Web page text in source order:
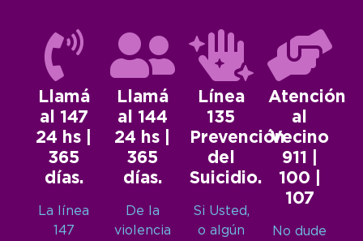
Llamá
al 147
24 hs |
365
días.
La línea
147
Llamá
al 144
24 hs |
365
días.
De la
violencia
Línea
135
Prevención
del
Suicidio.
Si Usted,
o algún
Atención
al
Vecino
911 |
100 |
107
No dude